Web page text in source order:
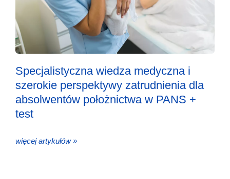
Specjalistyczna wiedza medyczna i
szerokie perspektywy zatrudnienia dla
absolwentów położnictwa w PANS +
test
więcej artykułów »